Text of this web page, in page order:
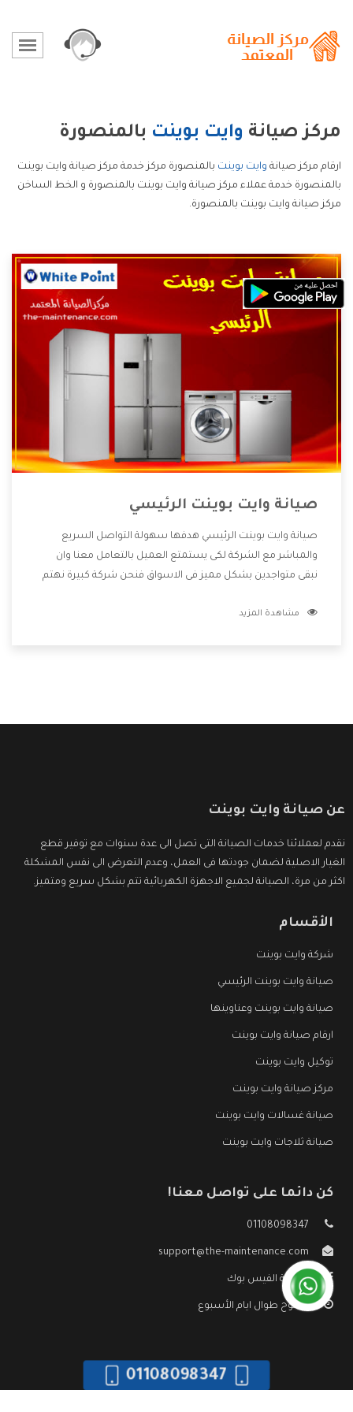
مركز صيانة وايت بوينت بالمنصورة
ارقام مركز صيانة وايت بوينت بالمنصورة مركز خدمة مركز صيانة وايت بوينت
بالمنصورة خدمة عملاء مركز صيانة وايت بوينت بالمنصورة و الخط الساخن
مركز صيانة وايت بوينت بالمنصورة.
صيانة وايت بوينت الرئيسي
صيانة وايت بوينت الرئيسي هدفها سهولة التواصل السريع
والمباشر مع الشركة لكى يستمتع العميل بالتعامل معنا وان
نبقى متواجدين بشكل مميز فى الاسواق فنحن شركة كبيرة نهتم
الشركة بها والتى تكون منها خدمة الصيانة التى تكون من أهم
مشاهدة المزيد
عن صيانة وايت بوينت
نقدم لعملائنا خدمات الصيانة التى تصل الى عدة سنوات مع توفير قطع
الغيار الاصلية لضمان جودتها فى العمل، وعدم التعرض الى نفس المشكلة
اكثر من مرة، الصيانة لجميع الاجهزة الكهربائية تتم بشكل سريع ومتميز.
الأقسام
شركة وايت بوينت
صيانة وايت بوينت الرئيسي
صيانة وايت بوينت وعناوينها
ارقام صيانة وايت بوينت
توكيل وايت بوينت
مركز صيانة وايت بوينت
صيانة غسالات وايت بوينت
صيانة ثلاجات وايت بوينت
كن دائما على تواصل معنا!
01108098347
support@the-maintenance.com
صفحة الفيس بوك
مفتوح طوال ايام الأسبوع
01108098347